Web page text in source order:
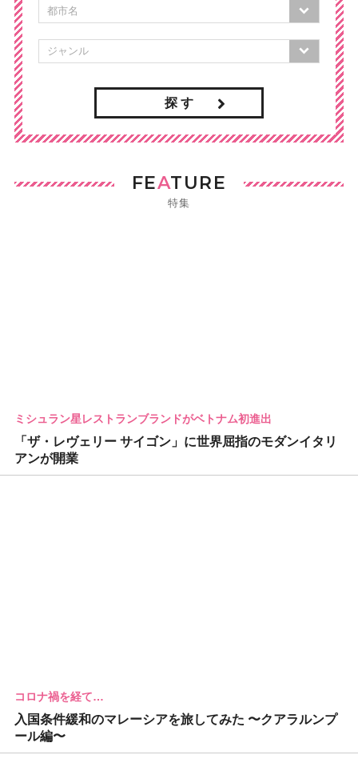
探 す
FEATURE
特集
ミシュラン星レストランブランドがベトナム初進出
「ザ・レヴェリー サイゴン」に世界屈指のモダンイタリ
アンが開業
コロナ禍を経て…
入国条件緩和のマレーシアを旅してみた 〜クアラルンプ
ール編〜